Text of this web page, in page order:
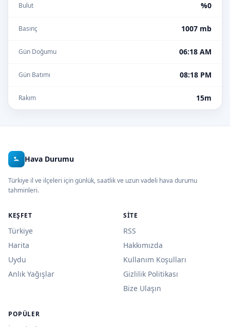
Bulut %0
Basınç 1007 mb
Gün Doğumu 06:18 AM
Gün Batımı 08:18 PM
Rakım 15m
Hava Durumu
Türkiye il ve ilçeleri için günlük, saatlik ve uzun vadeli hava durumu
tahminleri.
KEŞFET
Türkiye
Harita
Uydu
Anlık Yağışlar
SITE
RSS
Hakkımızda
Kullanım Koşulları
Gizlilik Politikası
Bize Ulaşın
POPÜLER